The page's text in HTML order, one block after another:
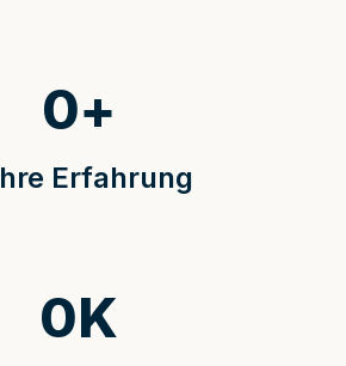
Erfahrung
0+
0K